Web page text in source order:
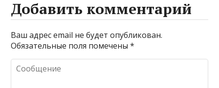
Добавить комментарий
Ваш адрес email не будет опубликован.
Обязательные поля помечены*